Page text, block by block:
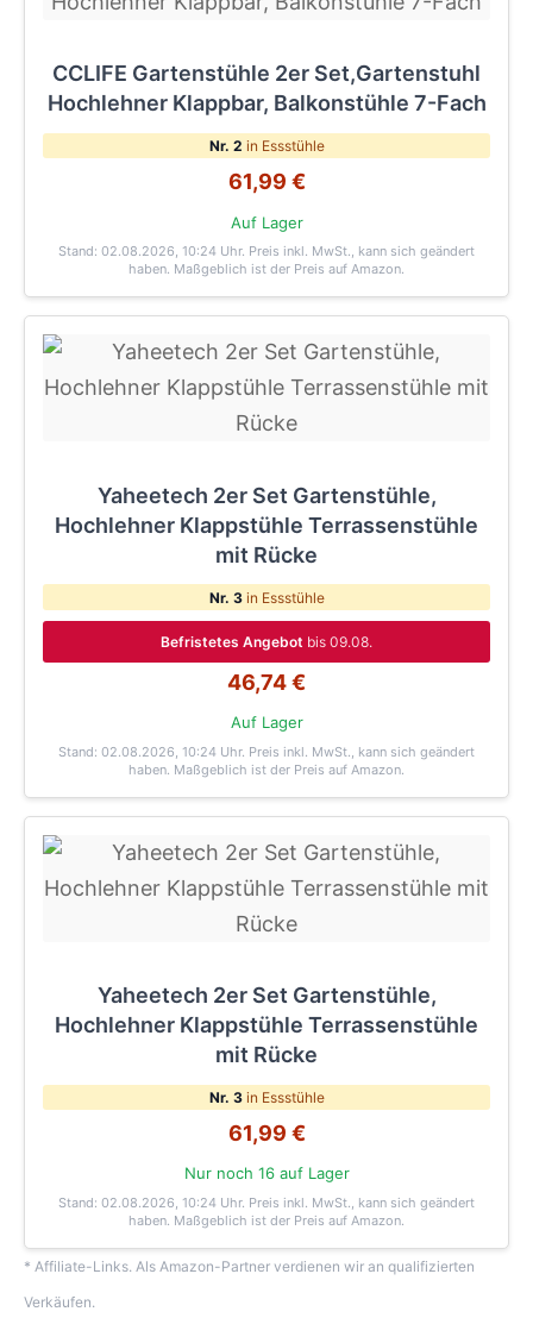
CCLIFE Gartenstühle 2er Set,Gartenstuhl
Hochlehner Klappbar, Balkonstühle 7-Fach
Nr. 2 in Essstühle
61,99 €
Auf Lager
Stand: 02.08.2026, 10:24 Uhr. Preis inkl. MwSt., kann sich geändert
haben. Maßgeblich ist der Preis auf Amazon.
Yaheetech 2er Set Gartenstühle,
Hochlehner Klappstühle Terrassenstühle
mit Rücke
Nr. 3in Essstühle
Befristetes Angebot bis 09.08.
46,74 €
Auf Lager
Stand: 02.08.2026, 10:24 Uhr. Preis inkl. MwSt., kann sich geändert
haben. Maßgeblich ist der Preis auf Amazon.
Yaheetech 2er Set Gartenstühle,
Hochlehner Klappstühle Terrassenstühle
mit Rücke
Nr. 3in Essstühle
61,99 €
Nur noch 16 auf Lager
Stand: 02.08.2026, 10:24 Uhr. Preis inkl. MwSt., kann sich geändert
haben. Maßgeblich ist der Preis auf Amazon.
* Affiliate-Links. Als Amazon-Partner verdienen wir an qualifizierten
Verkäufen.